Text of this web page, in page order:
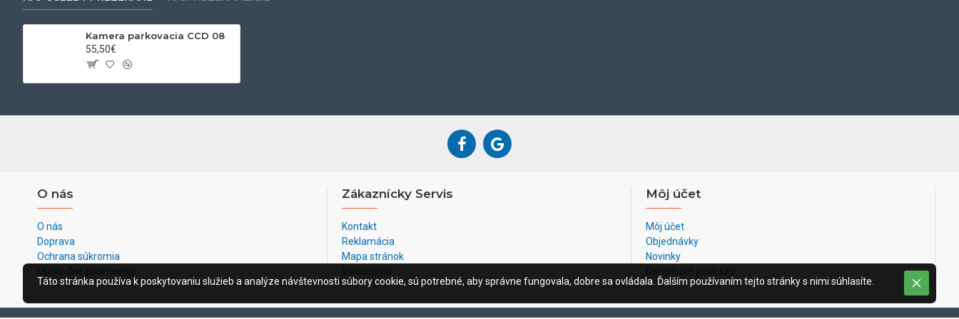
Kamera parkovacia CCD 08
55,50€
O nás
O nás
Doprava
Ochrana súkromia
Obchodné podmienky
Zákaznícky Servis
Kontakt
Reklamácia
Mapa stránok
Výrobcovia
Môj účet
Môj účet
Objednávky
Novinky
Darčekové poukazy
Táto stránka používa k poskytovaniu služieb a analýze návštevnosti súbory cookie, sú potrebné, aby správne fungovala, dobre sa ovládala. Ďalším používaním tejto stránky s nimi súhlasíte.